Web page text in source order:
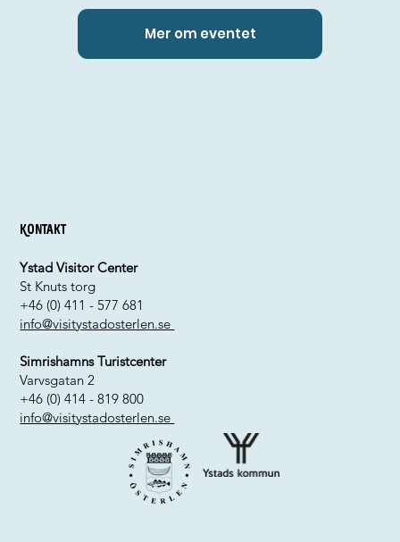
Mer om eventet
Kontakt
Ystad Visitor Center
St Knuts torg
+46 (0) 411 - 577 681
info@visitystadosterlen.se
Simrishamns Turistcenter
Varvsgatan 2
+46 (0) 414 - 819 800
info@visitystadosterlen.se